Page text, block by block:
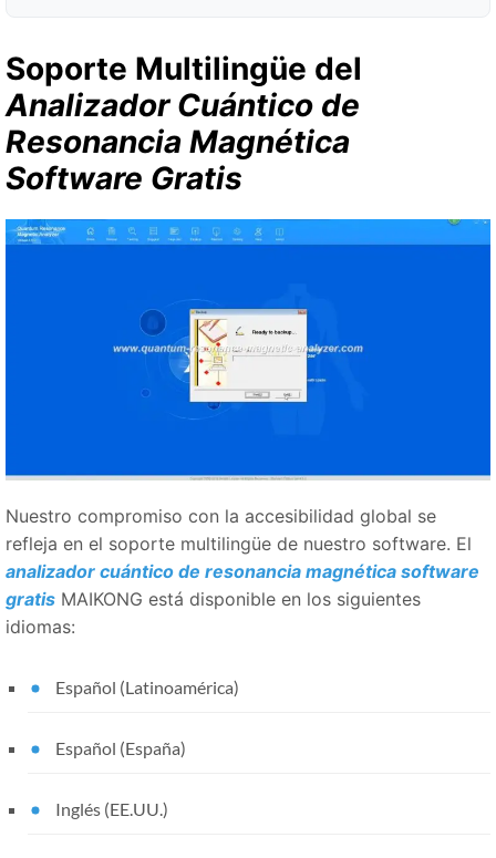
Soporte Multilingüe del
Analizador Cuántico de
Resonancia Magnética
Software Gratis
Nuestro compromiso con la accesibilidad global se
refleja en el soporte multilingüe de nuestro software. El
analizador cuántico de resonancia magnética software
gratis MAIKONG está disponible en los siguientes
idiomas:
Español (Latinoamérica)
Español (España)
Inglés (EE.UU.)